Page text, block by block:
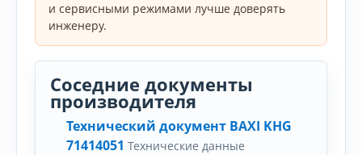
и сервисными режимами лучше доверять
инженеру.
Соседние документы
производителя
Технический документ BAXI KHG
71414051 Технические данные